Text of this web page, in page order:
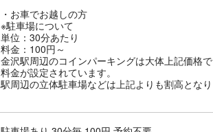
お車でお越しの方
※駐車場について
単位：30分あたり
料金：100円～
金沢駅周辺のコインパーキングは大体上記価格
料金が設定されています。
駅周辺の立体駐車場などは上記よりも割高となり